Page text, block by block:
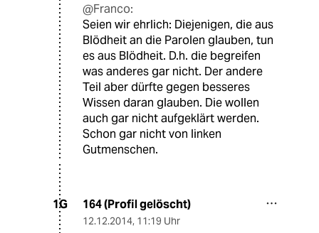
@Franco:
Seien wir ehrlich: Diejenigen, die aus
Blödheit an die Parolen glauben, tun
es aus Blödheit. D.h. die begreifen
was anderes gar nicht. Der andere
Teil aber dürfte gegen besseres
Wissen daran glauben. Die wollen
auch gar nicht aufgeklärt werden.
Schon gar nicht von linken
Gutmenschen.
1G 164 (Profil gelöscht)
12.12.2014, 11:19 Uhr